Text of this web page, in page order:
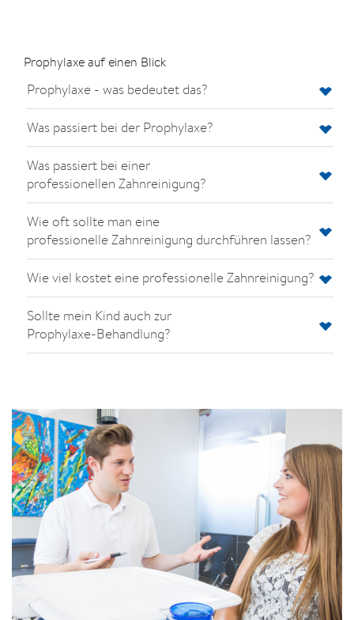
Prophylaxe auf einen Blick
Prophylaxe - was bedeutet das?
Was passiert bei der Prophylaxe?
Was passiert bei einer
professionellen Zahnreinigung?
Wie oft sollte man eine
professionelle Zahnreinigung durchführen lassen?
Wie viel kostet eine professionelle Zahnreinigung?
Sollte mein Kind auch zur
Prophylaxe-Behandlung?